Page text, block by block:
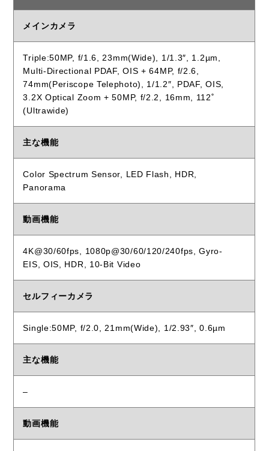
メインカメラ
Triple:50MP, f/1.6, 23mm(Wide), 1/1.3″, 1.2µm,
Multi-Directional PDAF, OIS + 64MP, f/2.6,
74mm(Periscope Telephoto), 1/1.2″, PDAF, OIS,
3.2X Optical Zoom + 50MP, f/2.2, 16mm, 112˚
(Ultrawide)
主な機能
Color Spectrum Sensor, LED Flash, HDR,
Panorama
動画機能
4K@30/60fps, 1080p@30/60/120/240fps, Gyro-
EIS, OIS, HDR, 10-Bit Video
セルフィーカメラ
Single:50MP, f/2.0, 21mm(Wide), 1/2.93″, 0.6µm
主な機能
–
動画機能